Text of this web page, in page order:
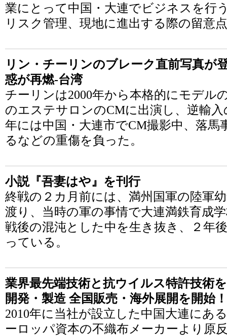
業にとって中国・大連でビジネスを行
リスク管理、現地に進出する際の留意
リン・チーリンのブレーク直前写真が
惑が再燃-台湾
チーリンは2000年から本格的にモデル
のエステサロンのCMに出演し、逆輸
年には中国・大連市でCM撮影中、落馬
るなどの重傷を負った。
小説『吾妻はや』を刊行
終戦の２カ月前には、満州国軍の陸軍
渡り、当時の軍の事情で大連満鉄育成
戦後の混沌とした中を生き抜き、２年
っている。
業界最先端技術と抗ウイルス特許技術
開発・製造 全国販売・海外展開を開始！
2010年に当社が設立した中国大連にあ
ーロッパ資本の不織布メーカーより原